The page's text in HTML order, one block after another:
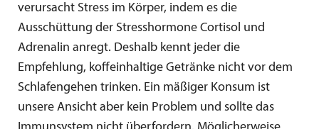
verursacht Stress im Körper, indem es die
Ausschüttung der Stresshormone Cortisol und
Adrenalin anregt. Deshalb kennt jeder die
Empfehlung, koffeinhaltige Getränke nicht vor dem
Schlafengehen trinken. Ein mäßiger Konsum ist
unsere Ansicht aber kein Problem und sollte das